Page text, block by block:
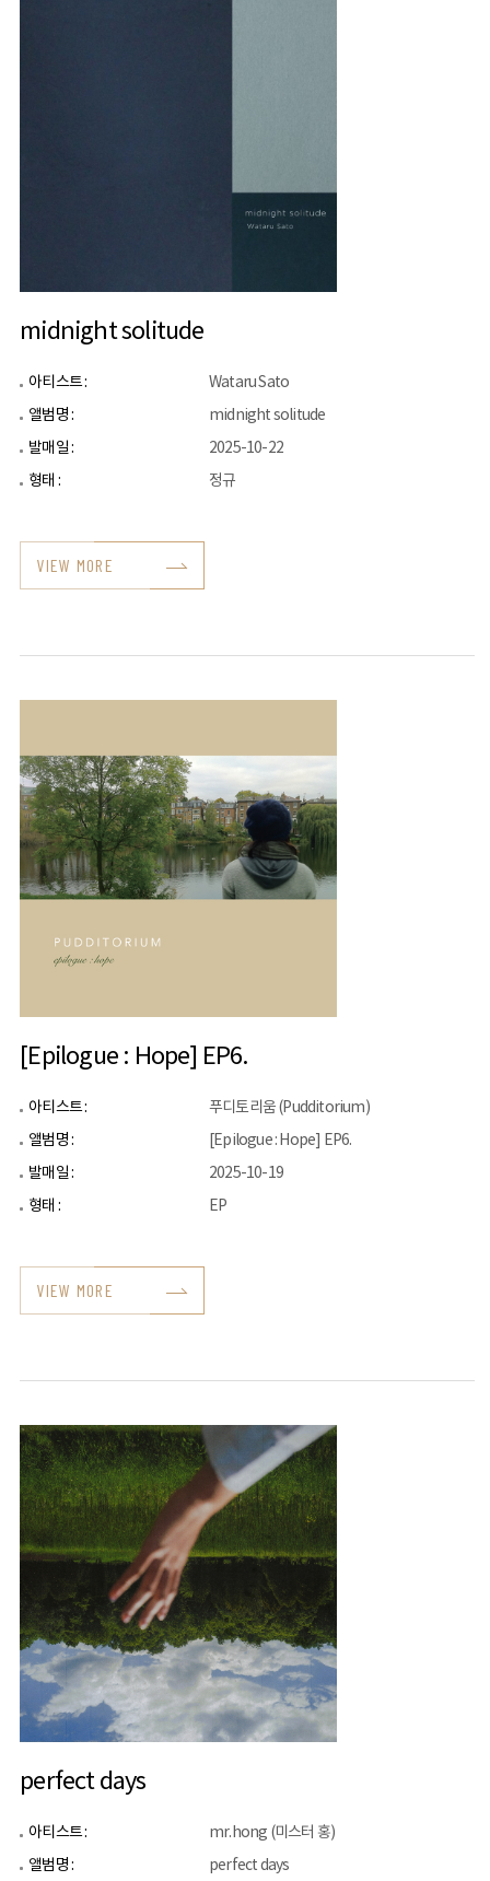
midnight solitude
아티스트 :
Wataru Sato
앨범명 :
midnight solitude
발매일 :
2025-10-22
형태 :
정규
VIEW MORE
[Epilogue : Hope] EP6.
아티스트 :
푸디토리움 (Pudditorium)
앨범명 :
[Epilogue : Hope] EP6.
발매일 :
2025-10-19
형태 :
EP
VIEW MORE
perfect days
아티스트 :
mr.hong (미스터 홍)
앨범명 :
perfect days